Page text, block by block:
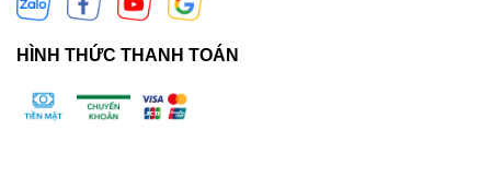
HÌNH THỨC THANH TOÁN